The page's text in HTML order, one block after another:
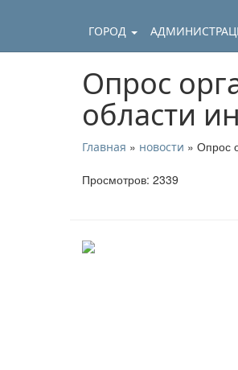
ГОРОД
Опрос
области
Главная » новости » Опрос
Просмотров: 2339